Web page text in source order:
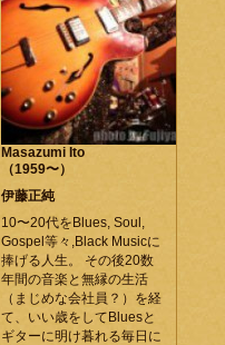
Masazumi Ito
（1959〜）
伊藤正純
10〜20代をBlues, Soul,
Gospel等々,Black Musicに
捧げる人生。 その後20数
年間の音楽と無縁の生活
（まじめな会社員？）を経
て、いい歳をしてBluesと
ギターに明け暮れる毎日に